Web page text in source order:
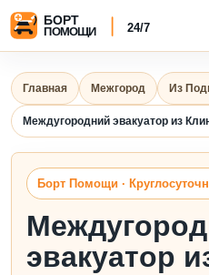
Главная Межгород Из
Междугородний эвакуатор из
Борт Помощи ·
эвакуатор